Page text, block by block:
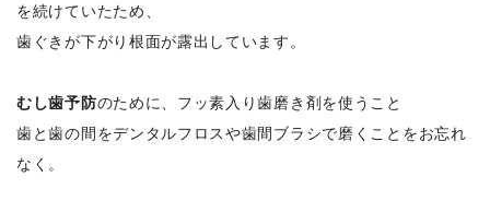
を続けていたため、
歯ぐきが下がり根面が露出しています。
むし歯予防のために、フッ素入り歯磨き剤を使うこと
歯と歯の間をデンタルフロスや歯間ブラシで磨くことをお忘れ
なく。